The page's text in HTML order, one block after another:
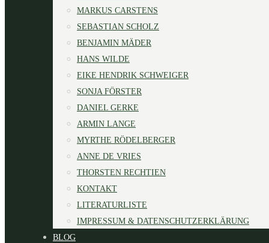
MARKUS CARSTENS
SEBASTIAN SCHOLZ
BENJAMIN MÄDER
HANS WILDE
EIKE HENDRIK SCHWEIGER
SONJA FÖRSTER
DANIEL GERKE
ARMIN LANGE
MYRTHE RÖDELBERGER
ANNE DE VRIES
THORSTEN RECHTIEN
KONTAKT
LITERATURLISTE
IMPRESSUM & DATENSCHUTZERKLÄRUNG
BLOG